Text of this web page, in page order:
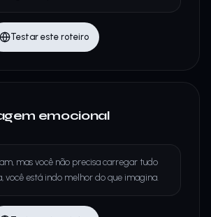
Testar este roteiro
emocional
mas você não precisa carregar tudo
você está indo melhor do que imagina.